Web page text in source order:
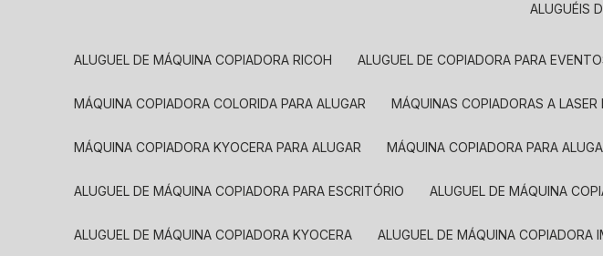
ALUGUÉIS
ALUGUEL DE MÁQUINA COPIADORA RICOH ALUGUEL DE COPIADORA PARA
MÁQUINA COPIADORA COLORIDA PARA ALUGAR MÁQUINAS COPIADORAS A
MÁQUINA COPIADORA KYOCERA PARA ALUGAR MÁQUINA COPIADORA PARA
ALUGUEL DE MÁQUINA COPIADORA PARA ESCRITÓRIO ALUGUEL DE MÁQUINA
ALUGUEL DE MÁQUINA COPIADORA KYOCERA ALUGUEL DE MÁQUINA COPIADORA